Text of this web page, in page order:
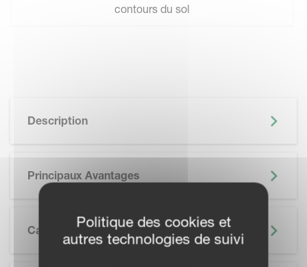
contours du sol
Description
Principaux Avantages
CaractéristiquesPolitique des cookies et
autres technologies de suivi